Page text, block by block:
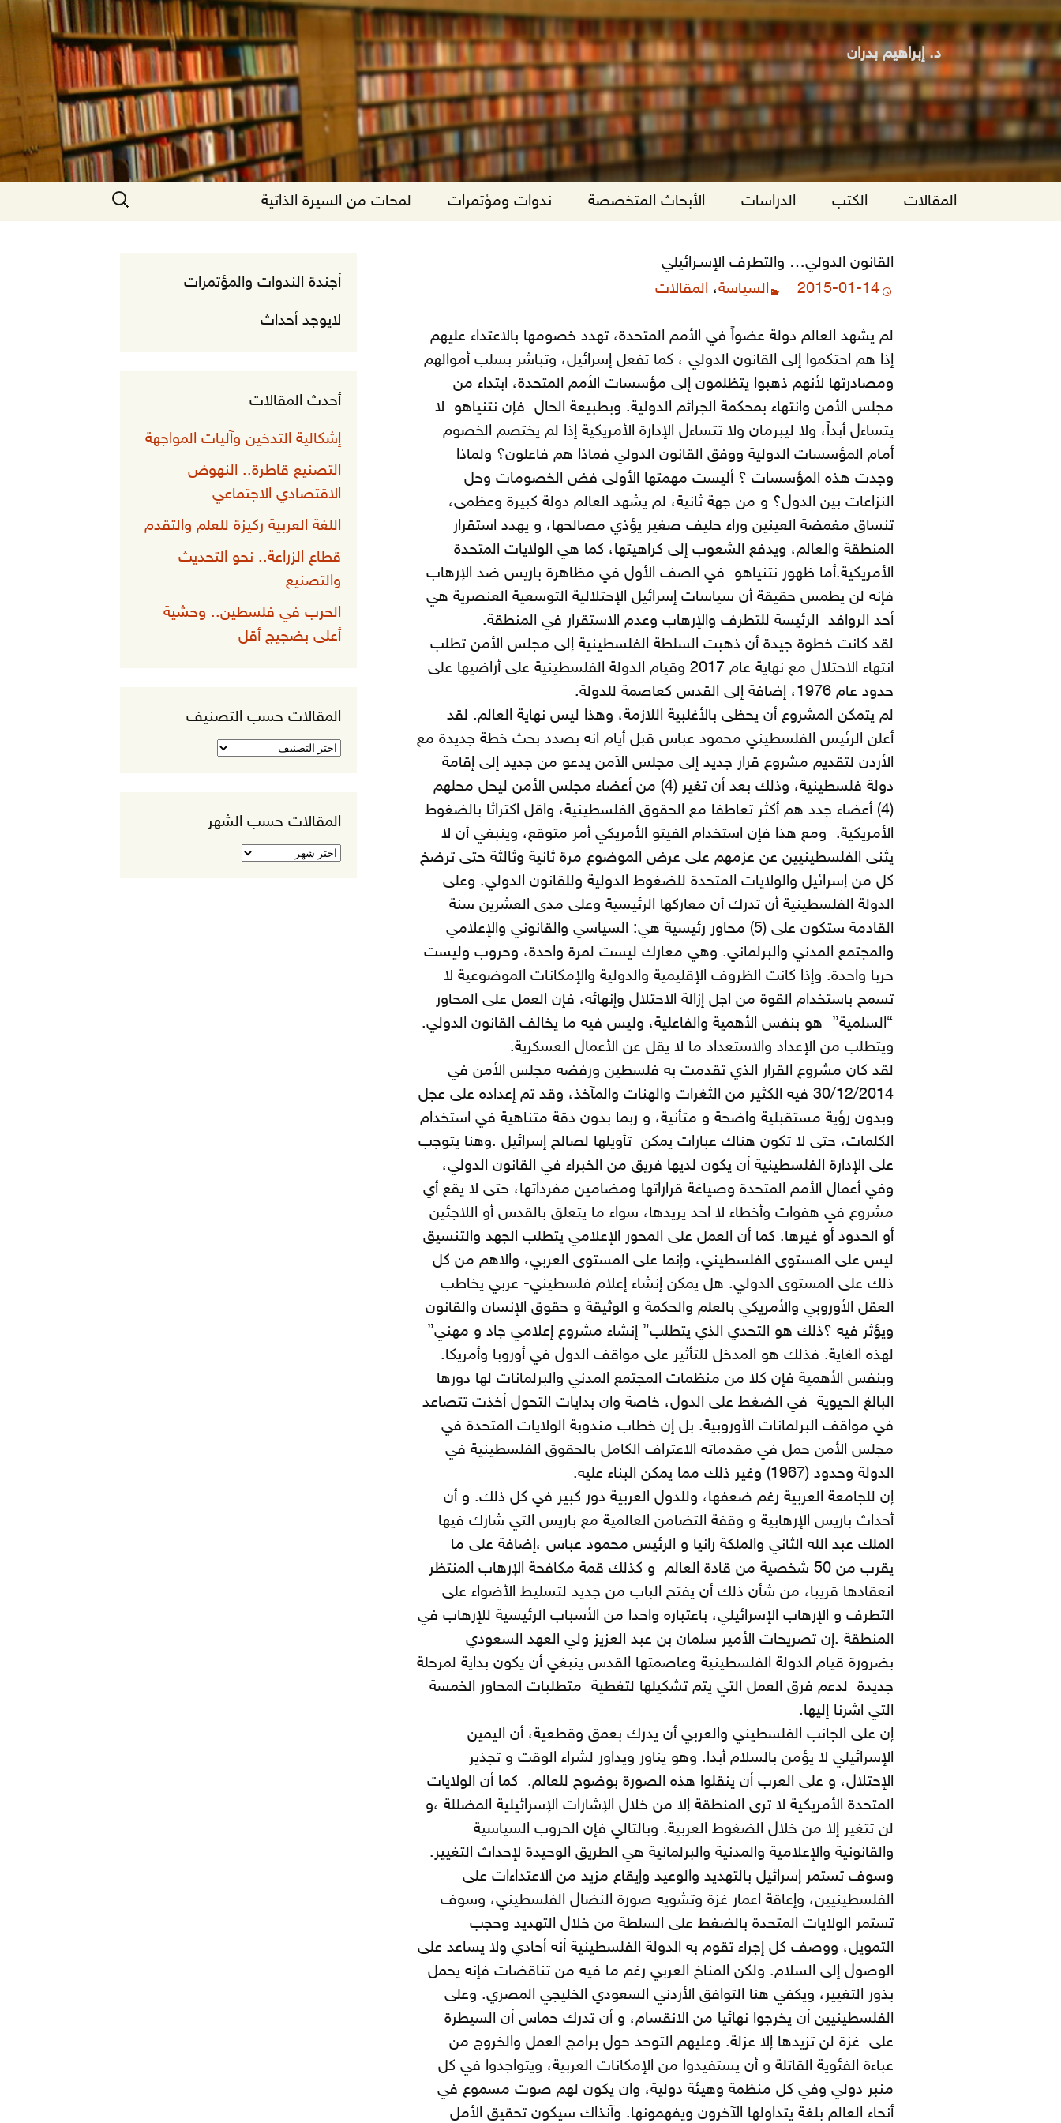
د. إبراهيم بدران
انتقل
إلى
المقالات الكتب الدراسات الأبحاث المتخصصة ندوات ومؤتمرات لمحات من السيرة الذاتية
البحث
عن:
القانون الدولي… والتطرف الإسـرائيلي
2015-01-14
السياسة، المقالات
لم يشهد العالم دولة عضواً في الأمم المتحدة، تهدد خصومها بالاعتداء عليهم
إذا هم احتكموا إلى القانون الدولي ، كما تفعل إسرائيل، وتباشر بسلب أموالهم
ومصادرتها لأنهم ذهبوا يتظلمون إلى مؤسسات الأمم المتحدة، ابتداء من
مجلس الأمن وانتهاء بمحكمة الجرائم الدولية. وبطبيعة الحال فإن نتنياهو لا
يتساءل أبداً، ولا ليبرمان ولا تتساءل الإدارة الأمريكية إذا لم يختصم الخصوم
أمام المؤسسات الدولية ووفق القانون الدولي فماذا هم فاعلون؟ ولماذا
وجدت هذه المؤسسات ؟ أليست مهمتها الأولى فض الخصومات وحل
النزاعات بين الدول؟ و من جهة ثانية، لم يشهد العالم دولة كبيرة وعظمى،
تنساق مغمضة العينين وراء حليف صغير يؤذي مصالحها، و يهدد استقرار
المنطقة والعالم، ويدفع الشعوب إلى كراهيتها، كما هي الولايات المتحدة
الأمريكية.أما ظهور نتنياهو في الصف الأول في مظاهرة باريس ضد الإرهاب
فإنه لن يطمس حقيقة أن سياسات إسرائيل الإحتلالية التوسعية العنصرية هي
أحد الروافد الرئيسة للتطرف والإرهاب وعدم الاستقرار في المنطقة.
لقد كانت خطوة جيدة أن ذهبت السلطة الفلسطينية إلى مجلس الأمن تطلب
انتهاء الاحتلال مع نهاية عام 2017 وقيام الدولة الفلسطينية على أراضيها على
حدود عام 1976، إضافة إلى القدس كعاصمة للدولة.
لم يتمكن المشروع أن يحظى بالأغلبية اللازمة، وهذا ليس نهاية العالم. لقد
أعلن الرئيس الفلسطيني محمود عباس قبل أيام انه بصدد بحث خطة جديدة مع
الأردن لتقديم مشروع قرار جديد إلى مجلس الآمن يدعو من جديد إلى إقامة
دولة فلسطينية، وذلك بعد أن تغير (4) من أعضاء مجلس الأمن ليحل محلهم
(4) أعضاء جدد هم أكثر تعاطفا مع الحقوق الفلسطينية، واقل اكتراثا بالضغوط
الأمريكية. ومع هذا فإن استخدام الفيتو الأمريكي أمر متوقع، وينبغي أن لا
يثنى الفلسطينيين عن عزمهم على عرض الموضوع مرة ثانية وثالثة حتى ترضخ
كل من إسرائيل والولايات المتحدة للضغوط الدولية وللقانون الدولي. وعلى
الدولة الفلسطينية أن تدرك أن معاركها الرئيسية وعلى مدى العشرين سنة
القادمة ستكون على (5) محاور رئيسية هي: السياسي والقانوني والإعلامي
والمجتمع المدني والبرلماني. وهي معارك ليست لمرة واحدة، وحروب وليست
حربا واحدة. وإذا كانت الظروف الإقليمية والدولية والإمكانات الموضوعية لا
تسمح باستخدام القوة من اجل إزالة الاحتلال وإنهائه، فإن العمل على المحاور
“السلمية” هو بنفس الأهمية والفاعلية، وليس فيه ما يخالف القانون الدولي.
ويتطلب من الإعداد والاستعداد ما لا يقل عن الأعمال العسكرية.
لقد كان مشروع القرار الذي تقدمت به فلسطين ورفضه مجلس الأمن في
30/12/2014 فيه الكثير من الثغرات والهنات والمآخذ، وقد تم إعداده على عجل
وبدون رؤية مستقبلية واضحة و متأنية، و ربما بدون دقة متناهية في استخدام
الكلمات، حتى لا تكون هناك عبارات يمكن تأويلها لصالح إسرائيل .وهنا يتوجب
على الإدارة الفلسطينية أن يكون لديها فريق من الخبراء في القانون الدولي،
وفي أعمال الأمم المتحدة وصياغة قراراتها ومضامين مفرداتها، حتى لا يقع أي
مشروع في هفوات وأخطاء لا احد يريدها، سواء ما يتعلق بالقدس أو اللاجئين
أو الحدود أو غيرها. كما أن العمل على المحور الإعلامي يتطلب الجهد والتنسيق
ليس على المستوى الفلسطيني، وإنما على المستوى العربي، والاهم من كل
ذلك على المستوى الدولي. هل يمكن إنشاء إعلام فلسطيني- عربي يخاطب
العقل الأوروبي والأمريكي بالعلم والحكمة و الوثيقة و حقوق الإنسان والقانون
ويؤثر فيه ؟ذلك هو التحدي الذي يتطلب” إنشاء مشروع إعلامي جاد و مهني”
لهذه الغاية. فذلك هو المدخل للتأثير على مواقف الدول في أوروبا وأمريكا.
وبنفس الأهمية فإن كلا من منظمات المجتمع المدني والبرلمانات لها دورها
البالغ الحيوية في الضغط على الدول، خاصة وان بدايات التحول أخذت تتصاعد
في مواقف البرلمانات الأوروبية. بل إن خطاب مندوبة الولايات المتحدة في
مجلس الأمن حمل في مقدماته الاعتراف الكامل بالحقوق الفلسطينية في
الدولة وحدود (1967) وغير ذلك مما يمكن البناء عليه.
إن للجامعة العربية رغم ضعفها، وللدول العربية دور كبير في كل ذلك. و أن
أحداث باريس الإرهابية و وقفة التضامن العالمية مع باريس التي شارك فيها
الملك عبد الله الثاني والملكة رانيا و الرئيس محمود عباس ،إضافة على ما
يقرب من 50 شخصية من قادة العالم و كذلك قمة مكافحة الإرهاب المنتظر
انعقادها قريبا، من شأن ذلك أن يفتح الباب من جديد لتسليط الأضواء على
التطرف و الإرهاب الإسرائيلي، باعتباره واحدا من الأسباب الرئيسية للإرهاب في
المنطقة .إن تصريحات الأمير سلمان بن عبد العزيز ولي العهد السعودي
بضرورة قيام الدولة الفلسطينية وعاصمتها القدس ينبغي أن يكون بداية لمرحلة
جديدة لدعم فرق العمل التي يتم تشكيلها لتغطية متطلبات المحاور الخمسة
التي اشرنا إليها.
إن على الجانب الفلسطيني والعربي أن يدرك بعمق وقطعية، أن اليمين
الإسرائيلي لا يؤمن بالسلام أبدا. وهو يناور ويداور لشراء الوقت و تجذير
الإحتلال، و على العرب أن ينقلوا هذه الصورة بوضوح للعالم. كما أن الولايات
المتحدة الأمريكية لا ترى المنطقة إلا من خلال الإشارات الإسرائيلية المضللة ،و
لن تتغير إلا من خلال الضغوط العربية. وبالتالي فإن الحروب السياسية
والقانونية والإعلامية والمدنية والبرلمانية هي الطريق الوحيدة لإحداث التغيير.
وسوف تستمر إسرائيل بالتهديد والوعيد وإيقاع مزيد من الاعتداءات على
الفلسطينيين، وإعاقة اعمار غزة وتشويه صورة النضال الفلسطيني، وسوف
تستمر الولايات المتحدة بالضغط على السلطة من خلال التهديد وحجب
التمويل، ووصف كل إجراء تقوم به الدولة الفلسطينية أنه أحادي ولا يساعد على
الوصول إلى السلام. ولكن المناخ العربي رغم ما فيه من تناقضات فإنه يحمل
بذور التغيير، ويكفي هنا التوافق الأردني السعودي الخليجي المصري. وعلى
الفلسطينيين أن يخرجوا نهائيا من الانقسام، و أن تدرك حماس أن السيطرة
على غزة لن تزيدها إلا عزلة. وعليهم التوحد حول برامج العمل والخروج من
عباءة الفئوية القاتلة و أن يستفيدوا من الإمكانات العربية، ويتواجدوا في كل
منبر دولي وفي كل منظمة وهيئة دولية، وان يكون لهم صوت مسموع في
أنحاء العالم بلغة يتداولها الآخرون ويفهمونها. وآنذاك سيكون تحقيق الأمل
أجندة الندوات والمؤتمرات
لايوجد أحداث
أحدث المقالات
إشكالية التدخين وآليات المواجهة
التصنيع قاطرة.. النهوض
الاقتصادي الاجتماعي
اللغة العربية ركيزة للعلم والتقدم
قطاع الزراعة.. نحو التحديث
والتصنيع
الحرب في فلسطين.. وحشية
أعلى بضجيج أقل
المقالات حسب التصنيف
المقالات
المقالات حسب الشهر
المقالات